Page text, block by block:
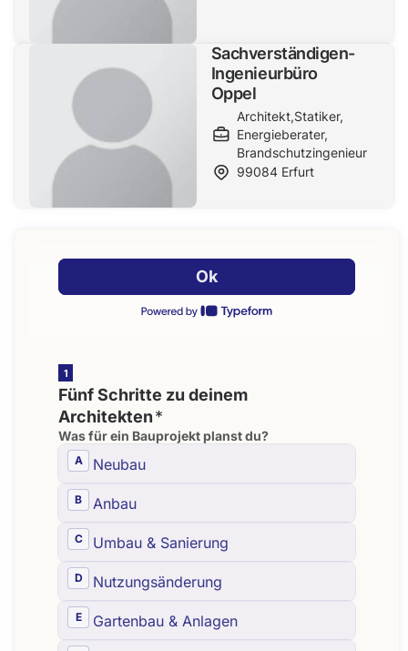
Sachverständigen-
Ingenieurbüro
Oppel
Architekt,Statiker,
Energieberater,
Brandschutzingenieur
99084 Erfurt